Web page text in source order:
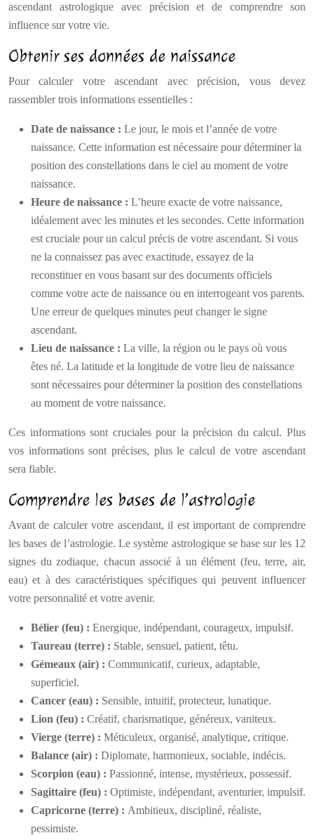
ascendant astrologique avec précision et de comprendre son
influence sur votre vie.
Obtenir ses données de naissance
Pour calculer votre ascendant avec précision, vous devez
rassembler trois informations essentielles :
Date de naissance : Le jour, le mois et l’année de votre
naissance. Cette information est nécessaire pour déterminer la
position des constellations dans le ciel au moment de votre
naissance.
Heure de naissance : L’heure exacte de votre naissance,
idéalement avec les minutes et les secondes. Cette information
est cruciale pour un calcul précis de votre ascendant. Si vous
ne la connaissez pas avec exactitude, essayez de la
reconstituer en vous basant sur des documents officiels
comme votre acte de naissance ou en interrogeant vos parents.
Une erreur de quelques minutes peut changer le signe
ascendant.
Lieu de naissance : La ville, la région ou le pays où vous
êtes né. La latitude et la longitude de votre lieu de naissance
sont nécessaires pour déterminer la position des constellations
au moment de votre naissance.
Ces informations sont cruciales pour la précision du calcul. Plus
vos informations sont précises, plus le calcul de votre ascendant
sera fiable.
Comprendre les bases de l’astrologie
Avant de calculer votre ascendant, il est important de comprendre
les bases de l’astrologie. Le système astrologique se base sur les 12
signes du zodiaque, chacun associé à un élément (feu, terre, air,
eau) et à des caractéristiques spécifiques qui peuvent influencer
votre personnalité et votre avenir.
Bélier (feu) : Energique, indépendant, courageux, impulsif.
Taureau (terre) : Stable, sensuel, patient, têtu.
Gémeaux (air) : Communicatif, curieux, adaptable,
superficiel.
Cancer (eau) : Sensible, intuitif, protecteur, lunatique.
Lion (feu) : Créatif, charismatique, généreux, vaniteux.
Vierge (terre) : Méticuleux, organisé, analytique, critique.
Balance (air) : Diplomate, harmonieux, sociable, indécis.
Scorpion (eau) : Passionné, intense, mystérieux, possessif.
Sagittaire (feu) : Optimiste, indépendant, aventurier, impulsif.
Capricorne (terre) : Ambitieux, discipliné, réaliste,
pessimiste.